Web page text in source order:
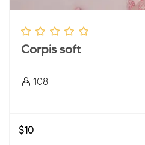
Corpis soft
108
$10